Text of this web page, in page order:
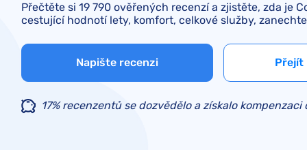
Přečtěte si 19 790 ověřených recenzí a zjistěte, zda je
cestující hodnotí lety, komfort, celkové služby,
Napište recenzi Přejít
17% recenzentů se dozvědělo a získalo